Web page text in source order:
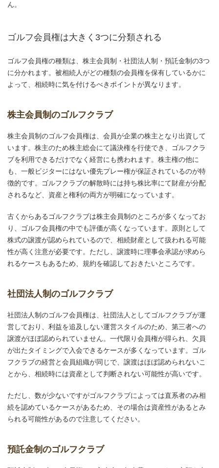
ん。
ゴルフ会員権は大きく3つに分類される
ゴルフ会員権の種類は、株主会員制・社団法人制・預託金制の3つ
に分かれます。被相続人がどの種類の会員権を保有しているかに
よって、相続時に気を付けるべきポイントが異なります。
株主会員制のゴルフクラブ
株主会員制のゴルフ会員権は、会員が企業の株主となり出資して
います。株主のため株主総会にて議決権を行使でき、ゴルフクラ
ブを利用できるだけでなく経営にも携われます。株主権の他に
も、一般ビジターにはない優先プレー権が保証されているのが特
徴的です。ゴルフクラブの解散時には持ち株比率にて財産が分配
されるなど、資産と権利の両方が明確になっています。
古くからあるゴルフクラブは株主会員制のところが多くなってお
り、ゴルフ会員権の中でも評価が高くなっています。原則として
株式の譲渡が認められているので、相続財産として扱われる可能
性が高く注意が必要です。ただし、譲渡時に理事会承認が求めら
れるケースもあるため、規約を確認しておきたいところです。
社団法人制のゴルフクラブ
社団法人制のゴルフ会員権は、社団法人としてゴルフクラブが運
営しており、利益を追及しない運営スタイルのため、第三者への
譲渡がほぼ認められていません。一代限り会員権が得られ、欠員
が出たタイミングで入会できるケースが多くなっています。ゴル
フクラブの経営と会員組織が同じで、譲渡はほぼ認められないこ
とから、相続時には資産として判断されない可能性が高いです。
ただし、数が少ないですがゴルフクラブによっては直系者のみ相
続を認めているケースがあるため、その場合は資産性があるとみ
られる可能性があるので注意してください。
預託金制のゴルフクラブ